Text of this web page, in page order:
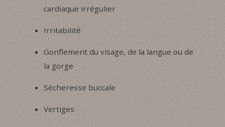
cardiaque irrégulier
Irritabilité
Gonflement du visage, de la langue ou de
la gorge
Sécheresse buccale
Vertiges